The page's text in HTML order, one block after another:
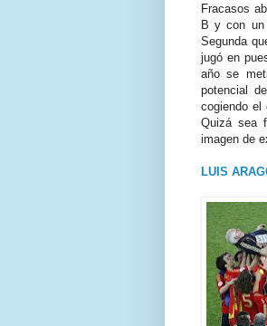
Fracasos
B y con un
Segunda
jugó en
año se
potencial
cogiendo el
Quizá sea
imagen de
LUIS